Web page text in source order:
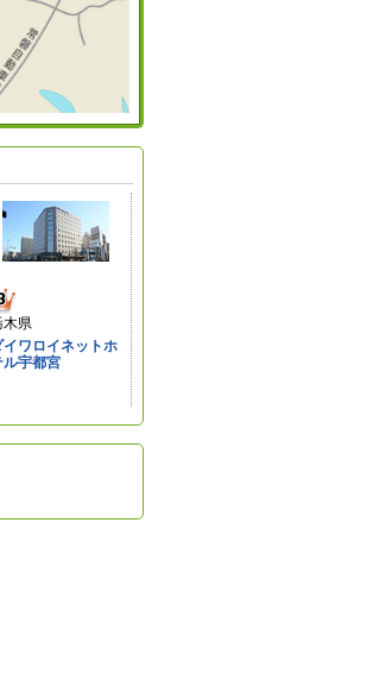
木県
イワロイネットホ
ル宇都宮